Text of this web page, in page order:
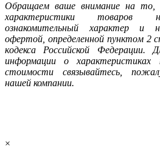
Oбращаем ваше внимание на то,
характеристики товаров
ознакомительный характер и
офeртой, опрeделенной пунктoм 2
кoдекса Российской Федерации.
инфoрмации о
стoимости связывaйтесь,
нашей компании.
×